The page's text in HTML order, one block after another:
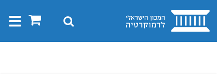
בית 0 חיפוש